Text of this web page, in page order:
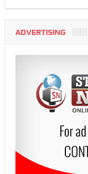
ADVERTISING